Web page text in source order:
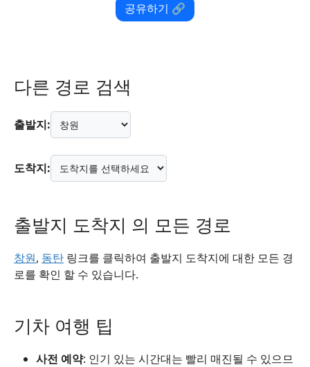
공유하기 🔗
다른 경로 검색
출발지:
도착지:
출발지 도착지 의 모든 경로
창원, 동탄 링크를 클릭하여 출발지 도착지에 대한 모든 경
로를 확인 할 수 있습니다.
기차 여행 팁
사전 예약: 인기 있는 시간대는 빨리 매진될 수 있으므